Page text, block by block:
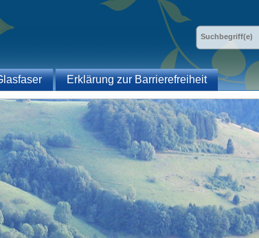
Erklärung zur Barrierefreiheit